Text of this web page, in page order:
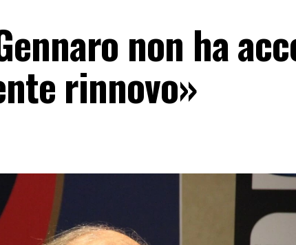
non ha
rinnovo»